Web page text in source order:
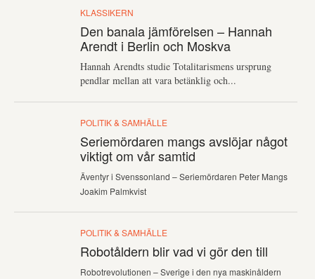
KLASSIKERN
Den banala jämförelsen – Hannah
Arendt i Berlin och Moskva
Hannah Arendts studie Totalitarismens ursprung
pendlar mellan att vara betänklig och...
POLITIK & SAMHÄLLE
Seriemördaren mangs avslöjar något
viktigt om vår samtid
Äventyr i Svenssonland – Seriemördaren Peter Mangs
Joakim Palmkvist
POLITIK & SAMHÄLLE
Robotåldern blir vad vi gör den till
Robotrevolutionen – Sverige i den nya maskinåldern